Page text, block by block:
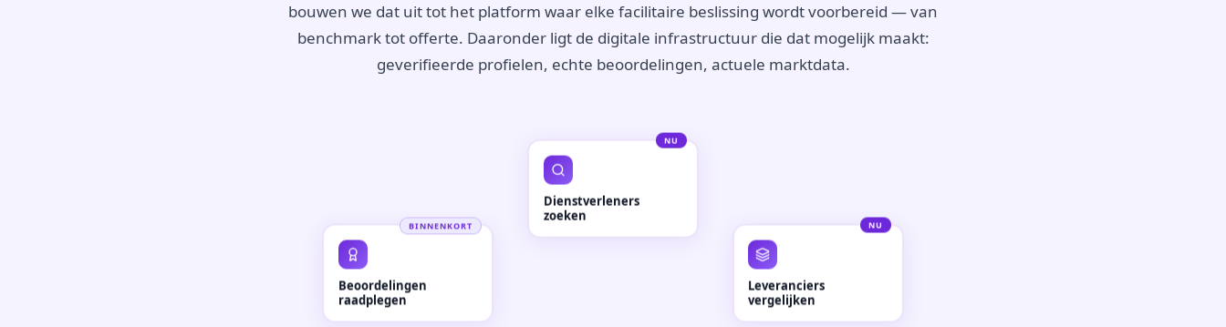
bouwen we dat uit tot het platform waar elke facilitaire beslissing wordt voorbereid — van
benchmark tot offerte. Daaronder ligt de digitale infrastructuur die dat mogelijk maakt:
geverifieerde profielen, echte beoordelingen, actuele marktdata.
NU
Dienstverleners
zoeken
NU
Leveranciers
vergelijken
BINNENKORT
Beoordelingen
raadplegen